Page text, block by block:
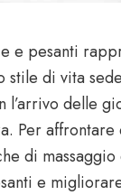
e pesanti
di vita
l’arrivo delle
Per
di
e